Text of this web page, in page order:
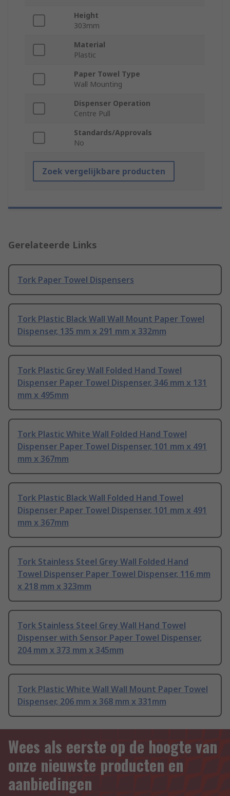
Height
303mm
Material
Plastic
Paper Towel Type
Wall Mounting
Dispenser Operation
Centre Pull
Standards/Approvals
No
Zoek vergelijkbare producten
Gerelateerde Links
Tork Paper Towel Dispensers
Tork Plastic Black Wall Wall Mount Paper Towel
Dispenser, 135 mm x 291 mm x 332mm
Tork Plastic Grey Wall Folded Hand Towel
Dispenser Paper Towel Dispenser, 346 mm x 131
mm x 495mm
Tork Plastic White Wall Folded Hand Towel
Dispenser Paper Towel Dispenser, 101 mm x 491
mm x 367mm
Tork Plastic Black Wall Folded Hand Towel
Dispenser Paper Towel Dispenser, 101 mm x 491
mm x 367mm
Tork Stainless Steel Grey Wall Folded Hand
Towel Dispenser Paper Towel Dispenser, 116 mm
x 218 mm x 323mm
Tork Stainless Steel Grey Wall Hand Towel
Dispenser with Sensor Paper Towel Dispenser,
204 mm x 373 mm x 345mm
Tork Plastic White Wall Wall Mount Paper Towel
Dispenser, 206 mm x 368 mm x 331mm
Wees als eerste op de hoogte van
onze nieuwste producten en
aanbiedingen